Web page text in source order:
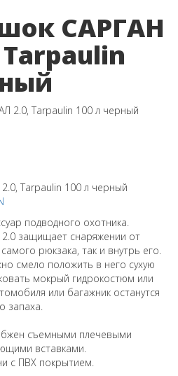
САРГАН
Tarpaulin 100 л черный
подводного охотника.
защищает снаряжении от
рюкзака, так и внутрь его.
смело положить в него сухую
мокрый гидрокостюм или
или багажник останутся
запаха.
съемными плечевыми
вставками.
с ПВХ покрытием.